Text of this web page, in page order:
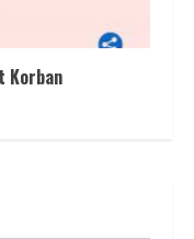
Korban